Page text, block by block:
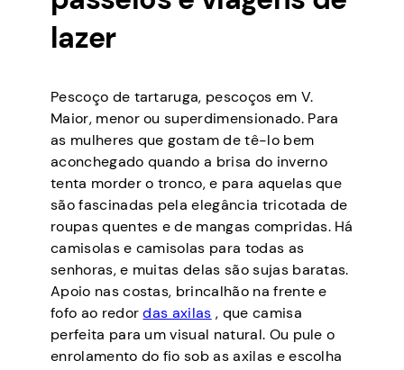
lazer
Pescoço de tartaruga, pescoços em V.
Maior, menor ou superdimensionado. Para
as mulheres que gostam de tê-lo bem
aconchegado quando a brisa do inverno
tenta morder o tronco, e para aquelas que
são fascinadas pela elegância tricotada de
roupas quentes e de mangas compridas. Há
camisolas e camisolas para todas as
senhoras, e muitas delas são sujas baratas.
Apoio nas costas, brincalhão na frente e
fofo ao redordas axilas , que camisa
perfeita para um visual natural. Ou pule o
enrolamento do fio sob as axilas e escolha